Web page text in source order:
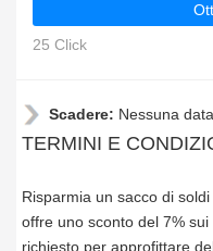
25 Click
Scadere: Nessuna
TERMINI E
Risparmia un sacco di
offre uno sconto del 7%
richiesto per approfittare